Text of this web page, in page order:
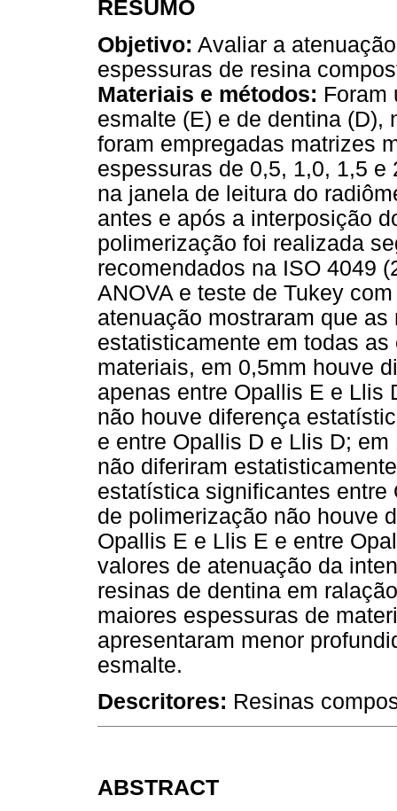
RESUMO
Objetivo: Avaliar a
espessuras de resina
Materiais e métodos: Foram
esmalte (E) e de dentina (D),
foram empregadas matrizes
espessuras de 0,5, 1,0, 1,5
na janela de leitura do
antes e após a interposição
polimerização foi realizada
recomendados na ISO 4049
ANOVA e teste de Tukey
atenuação mostraram que
estatisticamente em todas
materiais, em 0,5mm houve
apenas entre Opallis E e Llis
não houve diferença
e entre Opallis D e Llis D;
não diferiram
estatística significantes
de polimerização não houve
Opallis E e Llis E e entre
valores de atenuação da
resinas de dentina em
maiores espessuras de
apresentaram menor
esmalte.
Descritores: Resinas
ABSTRACT